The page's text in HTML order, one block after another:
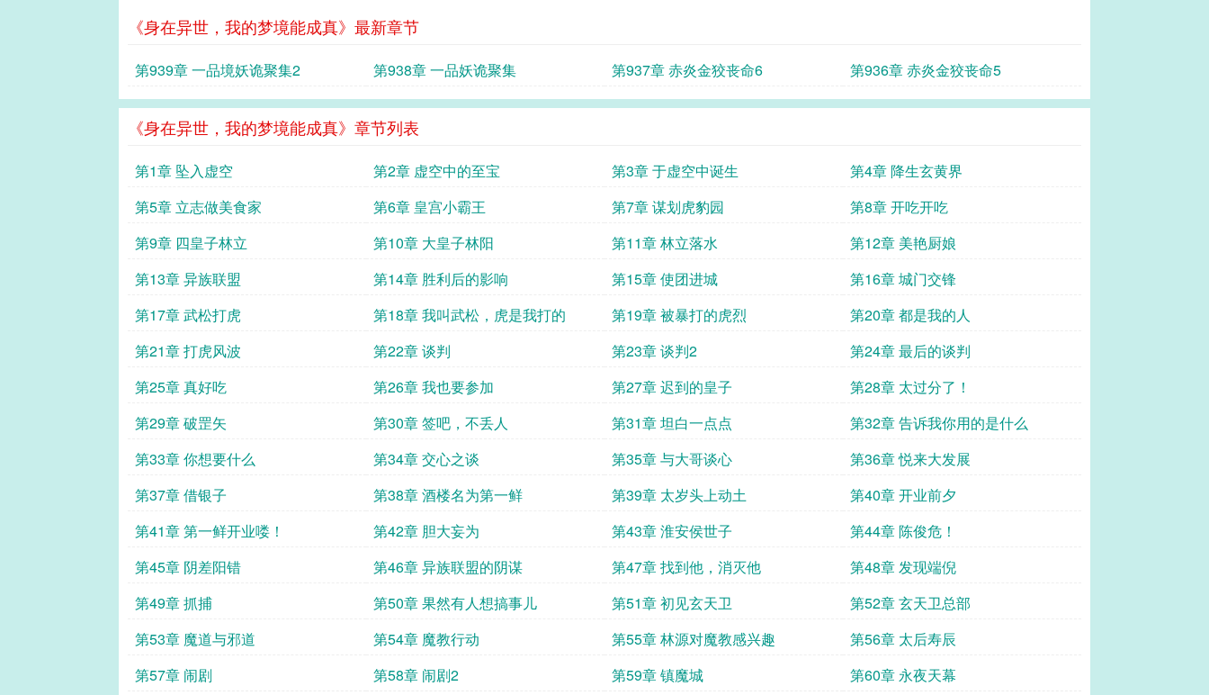
《身在异世，我的梦境能成真》最新章节
第939章 一品境妖诡聚集2 第938章 一品妖诡聚集 第937章 赤炎金狡丧命6 第936章 赤炎金狡丧命5
《身在异世，我的梦境能成真》章节列表
第1章 坠入虚空 第2章 虚空中的至宝 第3章 于虚空中诞生
第4章 降生玄黄界
第5章 立志做美食家
第6章 皇宫小霸王 第7章 谋划虎豹园
第8章 开吃开吃
第9章 四皇子林立
第10章 大皇子林阳 第11章 林立落水
第12章 美艳厨娘
第13章 异族联盟
第14章 胜利后的影响 第15章 使团进城
第16章 城门交锋
第17章 武松打虎
第18章 我叫武松，虎是我打的 第19章 被暴打的虎烈
第20章 都是我的人
第21章 打虎风波
第22章 谈判 第23章 谈判2
第24章 最后的谈判
第25章 真好吃
第26章 我也要参加 第27章 迟到的皇子
第28章 太过分了！
第29章 破罡矢
第30章 签吧，不丢人 第31章 坦白一点点
第32章 告诉我你用的是什么
第33章 你想要什么
第34章 交心之谈 第35章 与大哥谈心
第36章 悦来大发展
第37章 借银子
第38章 酒楼名为第一鲜 第39章 太岁头上动土
第40章 开业前夕
第41章 第一鲜开业喽！
第42章 胆大妄为 第43章 淮安侯世子
第44章 陈俊危！
第45章 阴差阳错
第46章 异族联盟的阴谋 第47章 找到他，消灭他
第48章 发现端倪
第49章 抓捕
第50章 果然有人想搞事儿 第51章 初见玄天卫
第52章 玄天卫总部
第53章 魔道与邪道
第54章 魔教行动 第55章 林源对魔教感兴趣
第56章 太后寿辰
第57章 闹剧
第58章 闹剧2 第59章 镇魔城
第60章 永夜天幕